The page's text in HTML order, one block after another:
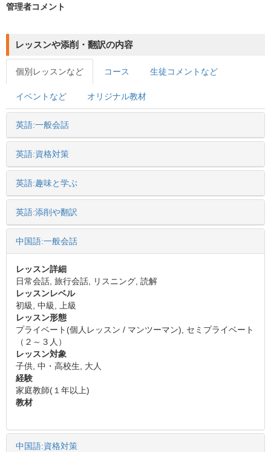
管理者コメント
レッスンや添削・翻訳の内容
個別レッスンなど コース 生徒コメントなど
イベントなど オリジナル教材
英語:一般会話
英語:資格対策
英語:趣味と学ぶ
英語:添削や翻訳
中国語:一般会話
レッスン詳細
日常会話, 旅行会話, リスニング, 読解
レッスンレベル
初級, 中級, 上級
レッスン形態
プライベート(個人レッスン / マンツーマン), セミプライベート
（２～３人）
レッスン対象
子供, 中・高校生, 大人
経験
家庭教師(１年以上)
教材
中国語:資格対策